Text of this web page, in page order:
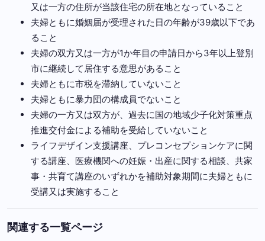
又は一方の住所が当該住宅の所在地となっていること
夫婦ともに婚姻届が受理された日の年齢が39歳以下であ
ること
夫婦の双方又は一方が1か年目の申請日から3年以上登別
市に継続して居住する意思があること
夫婦ともに市税を滞納していないこと
夫婦ともに暴力団の構成員でないこと
夫婦の一方又は双方が、過去に国の地域少子化対策重点
推進交付金による補助を受給していないこと
ライフデザイン支援講座、プレコンセプションケアに関
する講座、医療機関への妊娠・出産に関する相談、共家
事・共育て講座のいずれかを補助対象期間に夫婦ともに
受講又は実施すること
関連する一覧ページ